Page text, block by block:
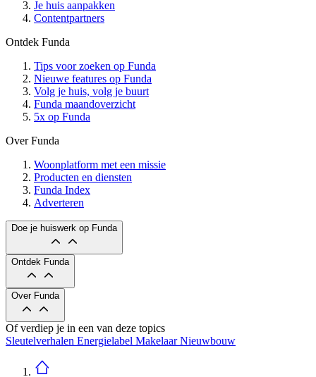
Je huis aanpakken
Contentpartners
Ontdek Funda
Tips voor zoeken op Funda
Nieuwe features op Funda
Volg je huis, volg je buurt
Funda maandoverzicht
5x op Funda
Over Funda
Woonplatform met een missie
Producten en diensten
Funda Index
Adverteren
Doe je huiswerk op Funda
Ontdek Funda
Over Funda
Of verdiep je in een van deze topics
Sleutelverhalen Energielabel MakelaarNieuwbouw